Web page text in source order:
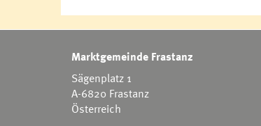
Marktgemeinde Frastanz
Sägenplatz 1
A-6820 Frastanz
Österreich